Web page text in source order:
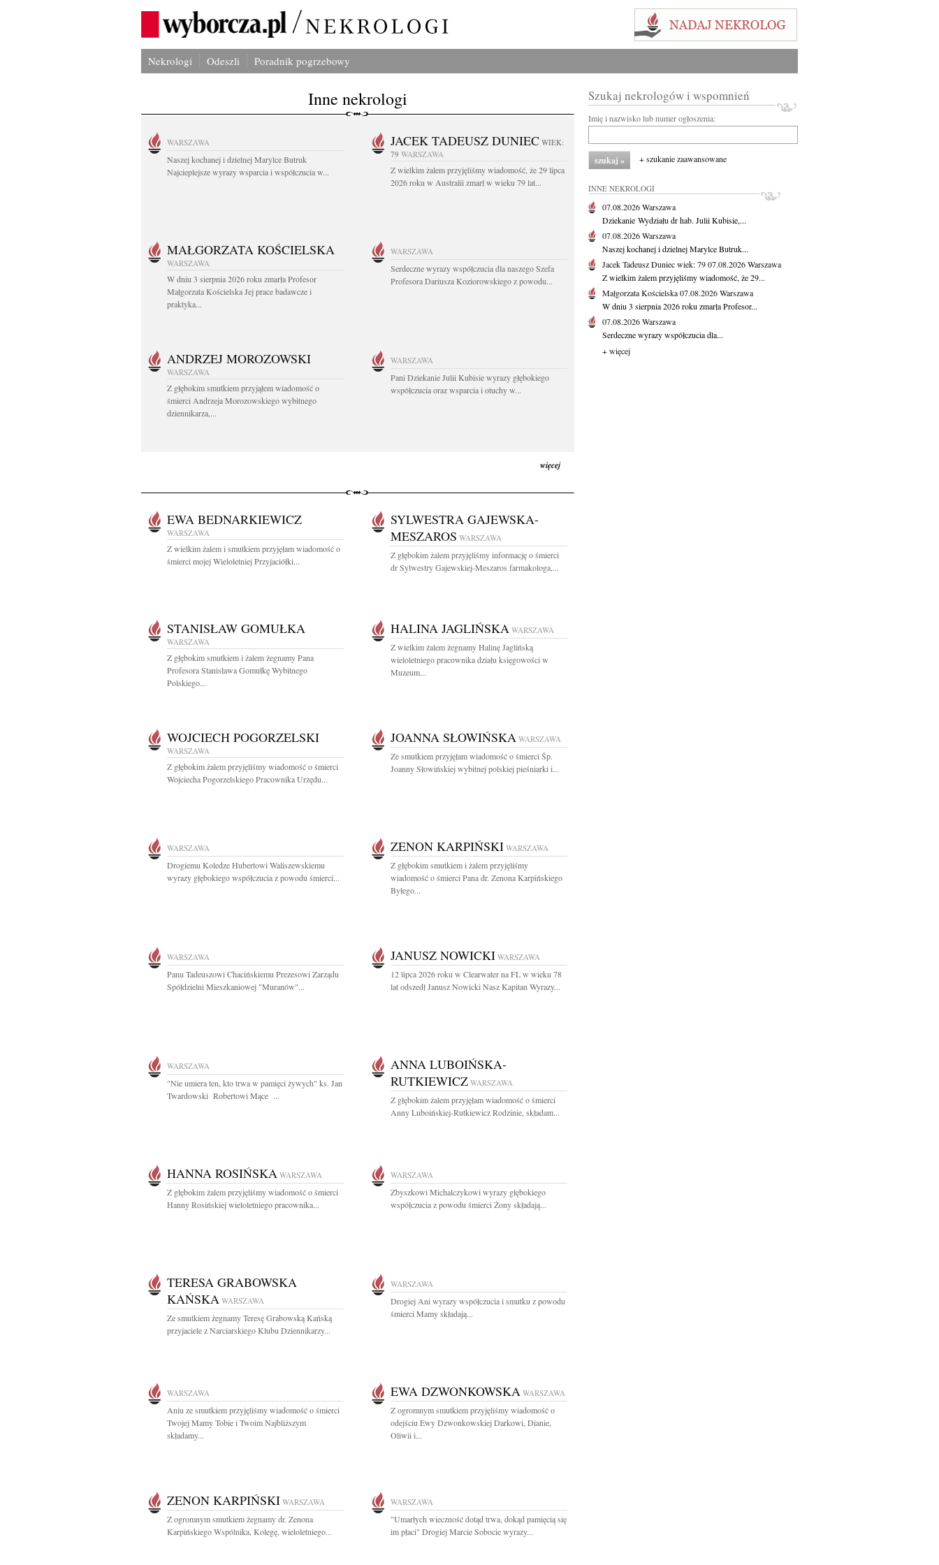
Nekrologi Odeszli Poradnik pogrzebowy
Inne nekrologi
WARSZAWA
Naszej kochanej i dzielnej Marylce Butruk
Najcieplejsze wyrazy wsparcia i współczucia w...
JACEK TADEUSZ DUNIEC WIEK:
79 WARSZAWA
Z wielkim żalem przyjęliśmy wiadomość, że 29 lipca
2026 roku w Australii zmarł w wieku 79 lat...
MAŁGORZATA KOŚCIELSKA
WARSZAWA
W dniu 3 sierpnia 2026 roku zmarła Profesor
Małgorzata Kościelska Jej prace badawcze i
praktyka...
WARSZAWA
Serdeczne wyrazy współczucia dla naszego Szefa
Profesora Dariusza Koziorowskiego z powodu...
ANDRZEJ MOROZOWSKI
WARSZAWA
Z głębokim smutkiem przyjąłem wiadomość o
śmierci Andrzeja Morozowskiego wybitnego
dziennikarza,...
WARSZAWA
Pani Dziekanie Julii Kubisie wyrazy głębokiego
współczucia oraz wsparcia i otuchy w...
więcej
EWA BEDNARKIEWICZ
WARSZAWA
Z wielkim żalem i smutkiem przyjęłam wiadomość o
śmierci mojej Wieloletniej Przyjaciółki...
SYLWESTRA GAJEWSKA-
MESZAROS WARSZAWA
Z głębokim żalem przyjęliśmy informację o śmierci
dr Sylwestry Gajewskiej-Meszaros farmakologa,...
STANISŁAW GOMUŁKA
WARSZAWA
Z głębokim smutkiem i żalem żegnamy Pana
Profesora Stanisława Gomułkę Wybitnego
Polskiego...
HALINA JAGLIŃSKA WARSZAWA
Z wielkim żalem żegnamy Halinę Jaglińską
wieloletniego pracownika działu księgowości w
Muzeum...
WOJCIECH POGORZELSKI
WARSZAWA
Z głębokim żalem przyjęliśmy wiadomość o śmierci
Wojciecha Pogorzelskiego Pracownika Urzędu...
JOANNA SŁOWIŃSKA WARSZAWA
Ze smutkiem przyjęłam wiadomość o śmierci Śp.
Joanny Słowińskiej wybitnej polskiej pieśniarki i...
WARSZAWA
Drogiemu Koledze Hubertowi Waliszewskiemu
wyrazy głębokiego współczucia z powodu śmierci...
ZENON KARPIŃSKI WARSZAWA
Z głębokim smutkiem i żalem przyjęliśmy
wiadomość o śmierci Pana dr. Zenona Karpińskiego
Byłego...
WARSZAWA
Panu Tadeuszowi Chacińskiemu Prezesowi Zarządu
Spółdzielni Mieszkaniowej "Muranów"...
JANUSZ NOWICKI WARSZAWA
12 lipca 2026 roku w Clearwater na FL w wieku 78
lat odszedł Janusz Nowicki Nasz Kapitan Wyrazy...
WARSZAWA
"Nie umiera ten, kto trwa w pamięci żywych" ks. Jan
Twardowski Robertowi Mące ...
ANNA LUBOIŃSKA-
RUTKIEWICZ WARSZAWA
Z głębokim żalem przyjęłam wiadomość o śmierci
Anny Luboińskiej-Rutkiewicz Rodzinie, składam...
HANNA ROSIŃSKA WARSZAWA
Z głębokim żalem przyjęliśmy wiadomość o śmierci
Hanny Rosińskiej wieloletniego pracownika...
WARSZAWA
Zbyszkowi Michalczykowi wyrazy głębokiego
współczucia z powodu śmierci Żony składają...
TERESA GRABOWSKA
KAŃSKA WARSZAWA
Ze smutkiem żegnamy Teresę Grabowską Kańską
przyjaciele z Narciarskiego Klubu Dziennikarzy...
WARSZAWA
Drogiej Ani wyrazy współczucia i smutku z powodu
śmierci Mamy składają...
WARSZAWA
Aniu ze smutkiem przyjęliśmy wiadomość o śmierci
Twojej Mamy Tobie i Twoim Najbliższym
składamy...
EWA DZWONKOWSKA WARSZAWA
Z ogromnym smutkiem przyjęliśmy wiadomość o
odejściu Ewy Dzwonkowskiej Darkowi, Dianie,
Oliwii i...
ZENON KARPIŃSKI WARSZAWA
Z ogromnym smutkiem żegnamy dr. Zenona
Karpińskiego Wspólnika, Kolegę, wieloletniego...
WARSZAWA
"Umarłych wieczność dotąd trwa, dokąd pamięcią się
im płaci" Drogiej Marcie Sobocie wyrazy...
Szukaj nekrologów i wspomnień
Imię i nazwisko lub numer ogłoszenia:
+ szukanie zaawansowane
INNE NEKROLOGI
07.08.2026Warszawa
Dziekanie Wydziału dr hab. Julii Kubisie,...
07.08.2026Warszawa
Naszej kochanej i dzielnej Marylce Butruk...
Jacek Tadeusz Duniecwiek: 7907.08.2026Warszawa
Z wielkim żalem przyjęliśmy wiadomość, że 29...
Małgorzata Kościelska07.08.2026Warszawa
W dniu 3 sierpnia 2026 roku zmarła Profesor...
07.08.2026Warszawa
Serdeczne wyrazy współczucia dla...
+ więcej